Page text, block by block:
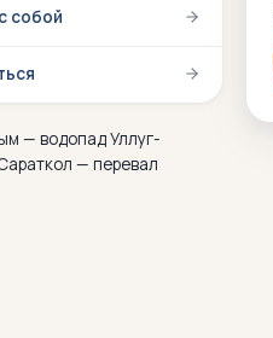
собой
— водопад Уллуг-
— перевал